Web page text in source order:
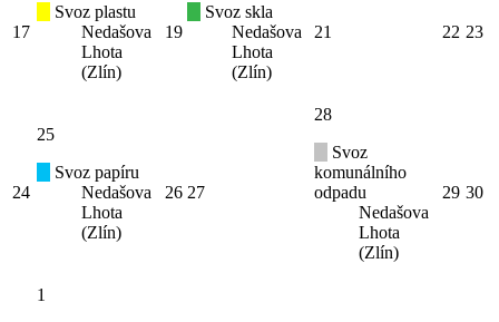
17
Svoz plastu
Nedašova
Lhota
(Zlín)
19
Svoz skla
Nedašova
Lhota
(Zlín)
21 22 23
24
25
Svoz papíru
Nedašova
Lhota
(Zlín)
26 27
28
Svoz
komunálního
odpadu
Nedašova
Lhota
(Zlín)
29 30
1